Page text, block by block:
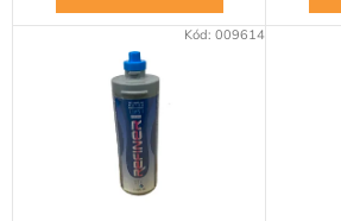
Kód: 009614